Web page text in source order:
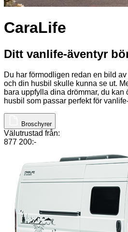
CaraLife
Ditt vanlife-äventyr
Du har förmodligen redan en bild
och din husbil skulle kunna se ut.
bara uppfylla dina drömmar, du kan
husbil som passar perfekt för
Broschyrer
Välutrustad från:
877 200:-